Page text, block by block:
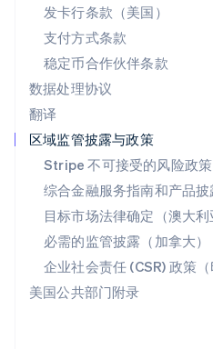
发卡行条款（美国）
支付方式条款
稳定币合作伙伴条款
数据处理协议
翻译
区域监管披露与政策
Stripe 不可接受的风险政策
综合金融服务指南和产品披
目标市场法律确定（澳大利
必需的监管披露（加拿大）
企业社会责任 (CSR) 政策（
美国公共部门附录
泰国
ไทยEnglish
希腊
English
西班牙
新加坡
新西兰
English
匈牙利
English
意大利
ItalianoEnglish
English